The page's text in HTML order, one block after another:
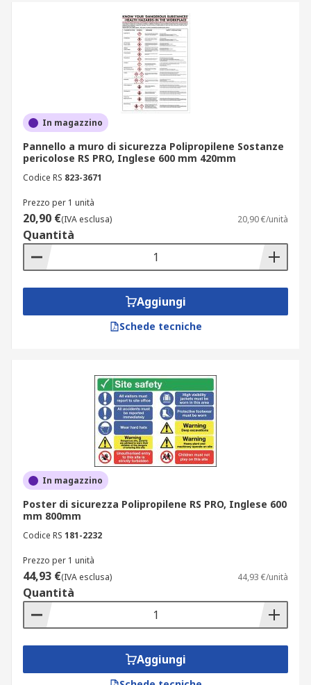
In magazzino
Pannello a muro di sicurezza Polipropilene Sostanze
pericolose RS PRO, Inglese 600 mm 420mm
Codice RS 823-3671
Prezzo per 1 unità
20,90 €(IVA esclusa) 20,90 €/unità
Quantità
Aggiungi
Schede tecniche
In magazzino
Poster di sicurezza Polipropilene RS PRO, Inglese 600
mm 800mm
Codice RS 181-2232
Prezzo per 1 unità
44,93 €(IVA esclusa) 44,93 €/unità
Quantità
Aggiungi